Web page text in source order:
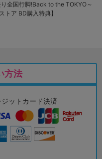
全国行脚!Back to the TOKYO～
トア BD購入特典】
方法
ジットカード決済